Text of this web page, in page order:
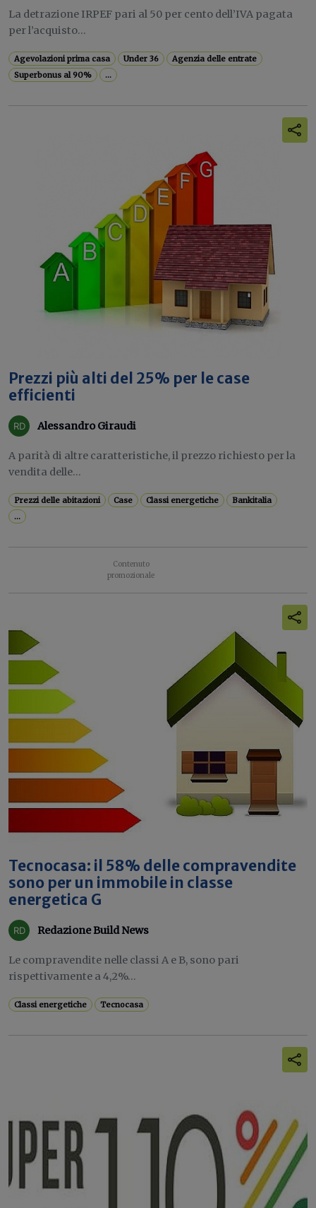
La detrazione IRPEF pari al 50 per cento dell’IVA pagata
per l’acquisto...
Agevolazioni prima casa Under 36
Agenzia delle entrate
Superbonus al 90%
...
Prezzi più alti del 25% per le case
efficienti
Alessandro Giraudi
A parità di altre caratteristiche, il prezzo richiesto per la
vendita delle...
Prezzi delle abitazioni Case Classi energetiche
Bankitalia
...
Tecnocasa: il 58% delle compravendite
sono per un immobile in classe
energetica G
Redazione Build News
Le compravendite nelle classi A e B, sono pari
rispettivamente a 4,2%...
Classi energetiche Tecnocasa